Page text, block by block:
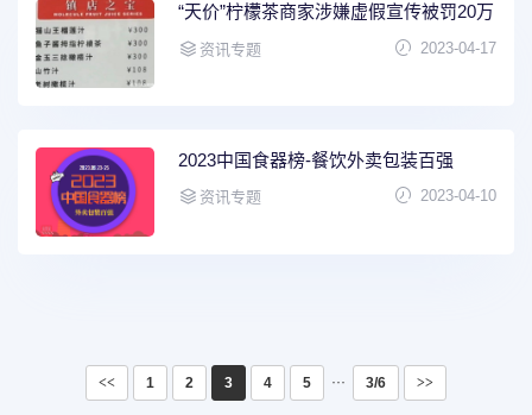
“天价”柠檬茶商家涉嫌虚假宣传被罚20万
资讯专题 2023-04-17
2023中国食器榜-餐饮外卖包装百强
资讯专题 2023-04-10
<< 1 2 3 4 5 ··· 3/6 >>